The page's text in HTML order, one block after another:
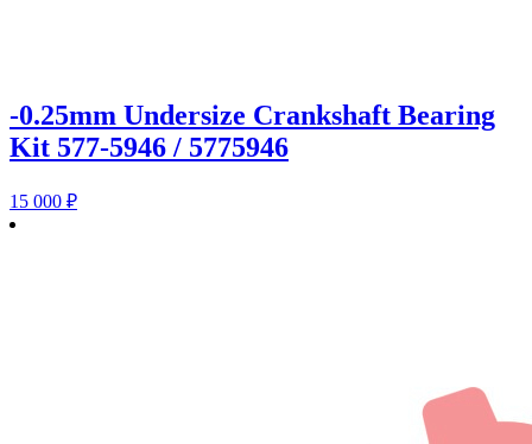
-0.25mm Undersize Crankshaft Bearing
Kit 577-5946 / 5775946
15 000 ₽